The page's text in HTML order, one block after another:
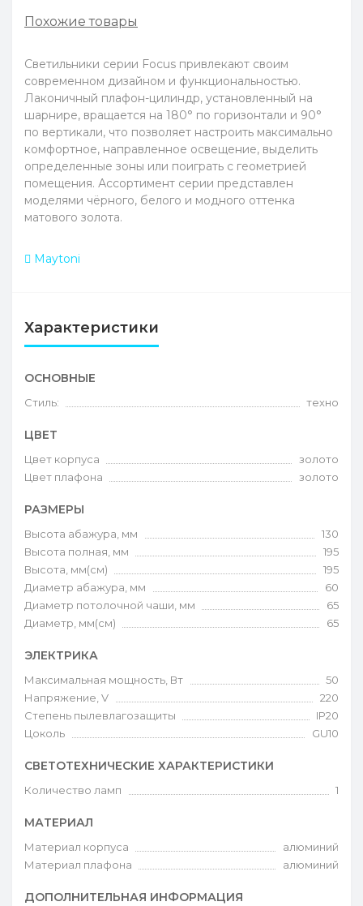
Похожие товары
Светильники серии Focus привлекают своим
современном дизайном и функциональностью.
Лаконичный плафон-цилиндр, установленный на
шарнире, вращается на 180° по горизонтали и 90°
по вертикали, что позволяет настроить максимально
комфортное, направленное освещение, выделить
определенные зоны или поиграть с геометрией
помещения. Ассортимент серии представлен
моделями чёрного, белого и модного оттенка
матового золота.
Maytoni
Характеристики
ОСНОВНЫЕ
Стиль: техно
ЦВЕТ
Цвет корпуса
золото
Цвет плафона
золото
РАЗМЕРЫ
Высота абажура, мм
130
Высота полная, мм
195
Высота, мм(см)
195
Диаметр абажура, мм
60
Диаметр потолочной чаши, мм
65
Диаметр, мм(см)
65
ЭЛЕКТРИКА
Максимальная мощность, Вт
50
Напряжение, V
220
Степень пылевлагозащиты
IP20
Цоколь
GU10
СВЕТОТЕХНИЧЕСКИЕ ХАРАКТЕРИСТИКИ
Количество ламп 1
МАТЕРИАЛ
Материал корпуса
алюминий
Материал плафона
алюминий
ДОПОЛНИТЕЛЬНАЯ ИНФОРМАЦИЯ